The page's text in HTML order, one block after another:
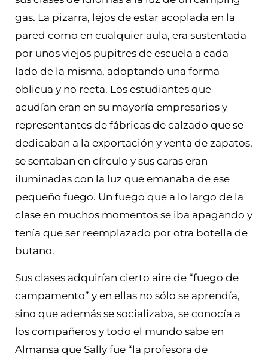
gas. La pizarra, lejos de estar acoplada en la
pared como en cualquier aula, era sustentada
por unos viejos pupitres de escuela a cada
lado de la misma, adoptando una forma
oblicua y no recta. Los estudiantes que
acudían eran en su mayoría empresarios y
representantes de fábricas de calzado que se
dedicaban a la exportación y venta de zapatos,
se sentaban en círculo y sus caras eran
iluminadas con la luz que emanaba de ese
pequeño fuego. Un fuego que a lo largo de la
clase en muchos momentos se iba apagando y
tenía que ser reemplazado por otra botella de
butano.
Sus clases adquirían cierto aire de “fuego de
campamento” y en ellas no sólo se aprendía,
sino que además se socializaba, se conocía a
los compañeros y todo el mundo sabe en
Almansa que Sally fue “la profesora de